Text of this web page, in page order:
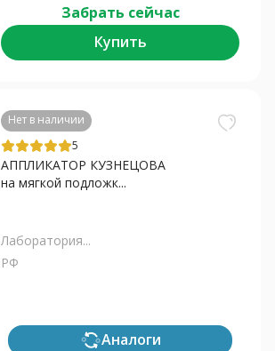
Забрать сейчас
Купить
Нет в наличии
5
АППЛИКАТОР КУЗНЕЦОВА
на мягкой подложк...
Лаборатория...
РФ
Аналоги